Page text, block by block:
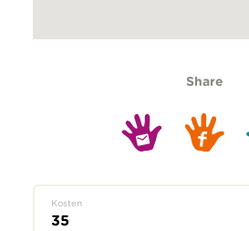
Share
Kosten
35